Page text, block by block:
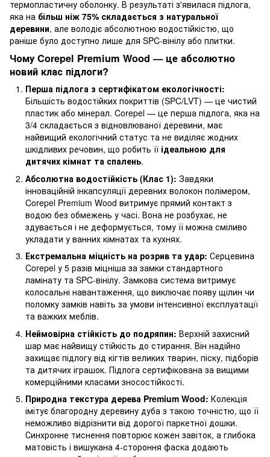
термопластичну оболонку. В результаті з'явилася підлога,
яка на більш ніж 75% складається з натуральної
деревини, але володіє абсолютною водостійкістю, що
раніше було доступно лише для SPC-вінілу або плитки.
Чому Corepel Premium Wood — це абсолютно
новий клас підлоги?
Перша підлога з сертифікатом екологічності:
Більшість водостійких покриттів (SPC/LVT) — це чистий
пластик або мінерал. Corepel — це перша підлога, яка на
3/4 складається з відновлюваної деревини, має
найвищий екологічний статус та не виділяє жодних
шкідливих речовин, що робить її ідеальною для
дитячих кімнат та спалень.
Абсолютна водостійкість (Клас 1): Завдяки
інноваційній інкапсуляції деревних волокон полімером,
Corepel Premium Wood витримує прямий контакт з
водою без обмежень у часі. Вона не розбухає, не
здувається і не деформується, тому її можна сміливо
укладати у ванних кімнатах та кухнях.
Екстремальна міцність на розрив та удар: Серцевина
Corepel у 5 разів міцніша за замки стандартного
ламінату та SPC-вінілу. Замкова система витримує
колосальні навантаження, що виключає появу щілин чи
поломку замків навіть за умови інтенсивної експлуатації
та важких меблів.
Неймовірна стійкість до подряпин: Верхній захисний
шар має найвищу стійкість до стирання. Він надійно
захищає підлогу від кігтів великих тварин, піску, підборів
та дитячих іграшок. Підлога сертифікована за вищими
комерційними класами зносостійкості.
Природна текстура дерева Premium Wood: Колекція
імітує благородну деревину дуба з такою точністю, що її
неможливо відрізнити від дорогої паркетної дошки.
Синхронне тиснення повторює кожен завіток, а глибока
матовість і вишукана 4-стороння фаска додають